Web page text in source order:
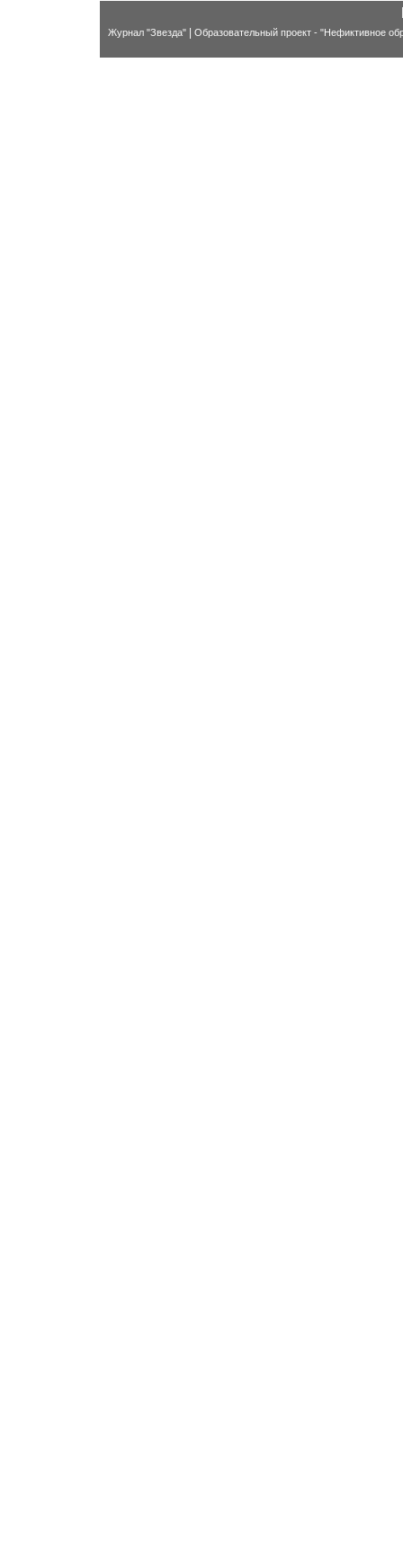
Журнал "Звезда" Образовательный проект - "Нефиктивное